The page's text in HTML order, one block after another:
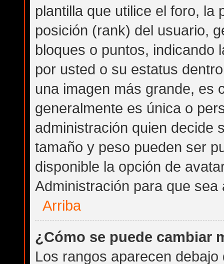
plantilla que utilice el foro, la
posición (rank) del usuario,
bloques o puntos, indicando
por usted o su estatus
una imagen más grande, es
generalmente es única o
administración quien decide
tamaño y peso pueden ser
disponible la opción de
Administración para que sea
Arriba
¿Cómo se puede cambiar
Los rangos aparecen